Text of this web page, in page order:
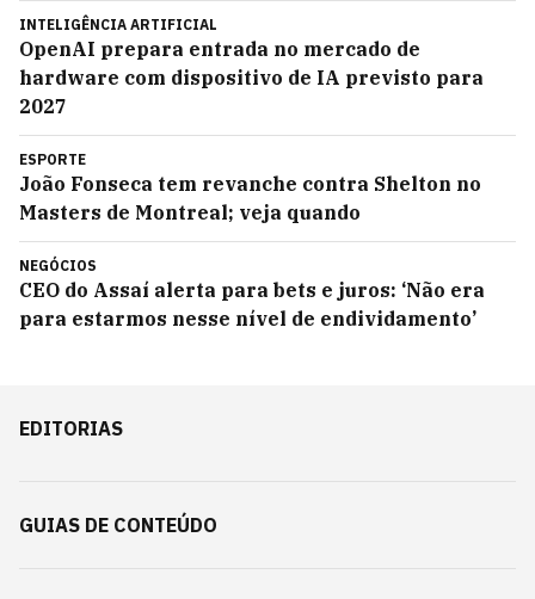
INTELIGÊNCIA ARTIFICIAL
OpenAI prepara entrada no mercado de
hardware com dispositivo de IA previsto para
2027
ESPORTE
João Fonseca tem revanche contra Shelton no
Masters de Montreal; veja quando
NEGÓCIOS
CEO do Assaí alerta para bets e juros: ‘Não era
para estarmos nesse nível de endividamento’
EDITORIAS
GUIAS DE CONTEÚDO